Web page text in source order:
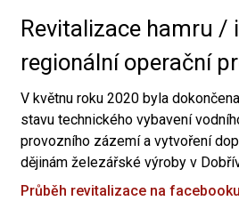
Revitalizace hamru /
regionální operační
V květnu roku 2020 byla
stavu technického vybavení
provozního zázemí a vytvoření
dějinám železářské výroby v
Průběh revitalizace na facebooku